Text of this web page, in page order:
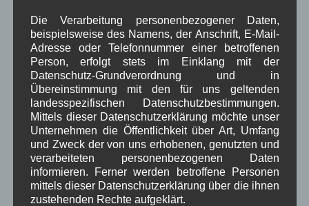
Kommentar speichern.
*Datenschutzbedingungen akzeptieren
Kategorien für Beiträge
Die Verarbeitung personenbezogener Daten,
beispielsweise des Namens, der Anschrift, E-Mail-
Adresse oder Telefonnummer einer betroffenen
Person, erfolgt stets im Einklang mit der
Datenschutz-Grundverordnung und in
Übereinstimmung mit den für uns geltenden
landesspezifischen Datenschutzbestimmungen.
Mittels dieser Datenschutzerklärung möchte unser
Unternehmen die Öffentlichkeit über Art, Umfang
und Zweck der von uns erhobenen, genutzten und
verarbeiteten personenbezogenen Daten
informieren. Ferner werden betroffene Personen
mittels dieser Datenschutzerklärung über die ihnen
zustehenden Rechte aufgeklärt.